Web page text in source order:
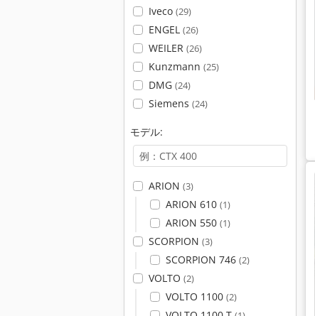
Iveco (29)
ENGEL (26)
WEILER (26)
Kunzmann (25)
DMG (24)
Siemens (24)
モデル:
ARION (3)
ARION 610 (1)
ARION 550 (1)
SCORPION (3)
SCORPION 746 (2)
VOLTO (2)
VOLTO 1100 (2)